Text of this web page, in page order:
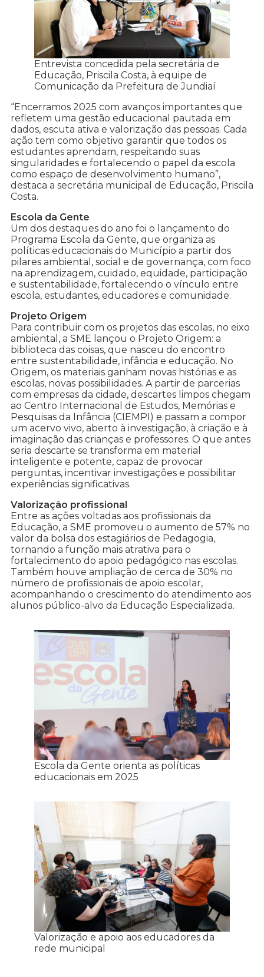
Entrevista concedida pela secretária de
Educação, Priscila Costa, à equipe de
Comunicação da Prefeitura de Jundiaí
“Encerramos 2025 com avanços importantes que
refletem uma gestão educacional pautada em
dados, escuta ativa e valorização das pessoas. Cada
ação tem como objetivo garantir que todos os
estudantes aprendam, respeitando suas
singularidades e fortalecendo o papel da escola
como espaço de desenvolvimento humano”,
destaca a secretária municipal de Educação, Priscila
Costa.
Escola da Gente
Um dos destaques do ano foi o lançamento do
Programa Escola da Gente, que organiza as
políticas educacionais do Município a partir dos
pilares ambiental, social e de governança, com foco
na aprendizagem, cuidado, equidade, participação
e sustentabilidade, fortalecendo o vínculo entre
escola, estudantes, educadores e comunidade.
Projeto Origem
Para contribuir com os projetos das escolas, no eixo
ambiental, a SME lançou o Projeto Origem: a
biblioteca das coisas, que nasceu do encontro
entre sustentabilidade, infância e educação. No
Origem, os materiais ganham novas histórias e as
escolas, novas possibilidades. A partir de parcerias
com empresas da cidade, descartes limpos chegam
ao Centro Internacional de Estudos, Memórias e
Pesquisas da Infância (CIEMPI) e passam a compor
um acervo vivo, aberto à investigação, à criação e à
imaginação das crianças e professores. O que antes
seria descarte se transforma em material
inteligente e potente, capaz de provocar
perguntas, incentivar investigações e possibilitar
experiências significativas.
Valorização profissional
Entre as ações voltadas aos profissionais da
Educação, a SME promoveu o aumento de 57% no
valor da bolsa dos estagiários de Pedagogia,
tornando a função mais atrativa para o
fortalecimento do apoio pedagógico nas escolas.
Também houve ampliação de cerca de 30% no
número de profissionais de apoio escolar,
acompanhando o crescimento do atendimento aos
alunos público-alvo da Educação Especializada.
Escola da Gente orienta as políticas
educacionais em 2025
Valorização e apoio aos educadores da
rede municipal